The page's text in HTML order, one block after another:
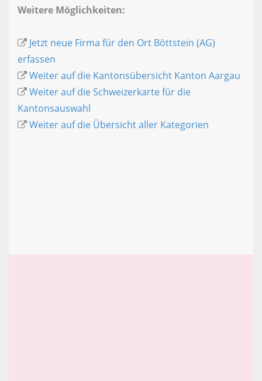
Weitere Möglichkeiten:
Jetzt neue Firma für den Ort Böttstein (AG)
erfassen
Weiter auf die Kantonsübersicht Kanton Aargau
Weiter auf die Schweizerkarte für die
Kantonsauswahl
Weiter auf die Übersicht aller Kategorien